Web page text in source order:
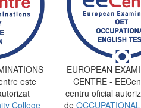
este
College
EUROPEAN
CENTRE -
centru oficial
de